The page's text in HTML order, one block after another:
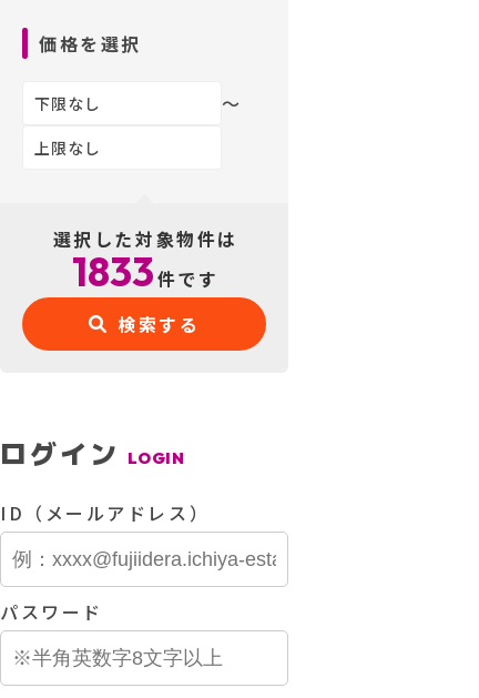
価格を選択
〜
選択した対象物件は
1833件です
検索する
ログイン LOGIN
ID（メールアドレス）
パスワード